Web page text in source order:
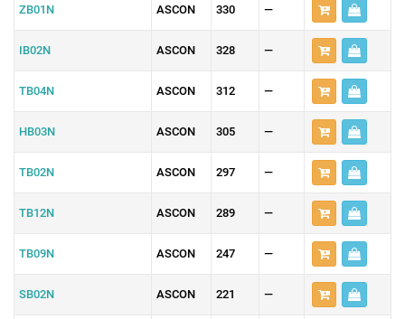
ZB01N ASCON 330 —
IB02N ASCON 328 —
TB04N ASCON 312 —
HB03N ASCON 305 —
TB02N ASCON 297 —
TB12N ASCON 289 —
TB09N ASCON 247 —
SB02N ASCON 221 —